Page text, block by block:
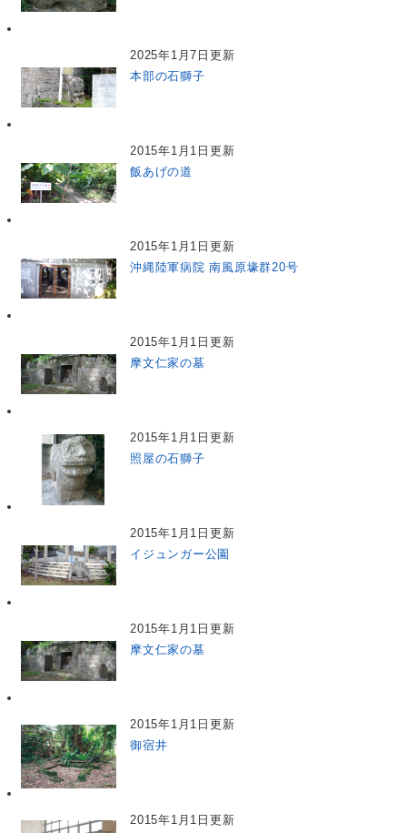
2025年1月7日更新
本部の石獅子
2015年1月1日更新
飯あげの道
2015年1月1日更新
沖縄陸軍病院 南風原壕群20号
2015年1月1日更新
摩文仁家の墓
2015年1月1日更新
照屋の石獅子
2015年1月1日更新
イジュンガー公園
2015年1月1日更新
摩文仁家の墓
2015年1月1日更新
御宿井
2015年1月1日更新